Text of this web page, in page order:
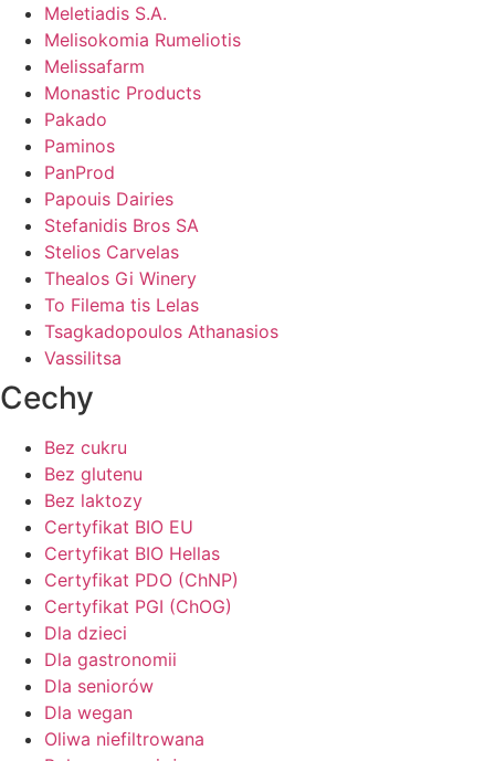
Meletiadis S.A.
Melisokomia Rumeliotis
Melissafarm
Monastic Products
Pakado
Paminos
PanProd
Papouis Dairies
Stefanidis Bros SA
Stelios Carvelas
Thealos Gi Winery
To Filema tis Lelas
Tsagkadopoulos Athanasios
Vassilitsa
Cechy
Bez cukru
Bez glutenu
Bez laktozy
Certyfikat BIO EU
Certyfikat BIO Hellas
Certyfikat PDO (ChNP)
Certyfikat PGI (ChOG)
Dla dzieci
Dla gastronomii
Dla seniorów
Dla wegan
Oliwa niefiltrowana